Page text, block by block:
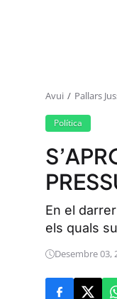
Avui Pallars
Política
En el
els quals
Desembre 03,